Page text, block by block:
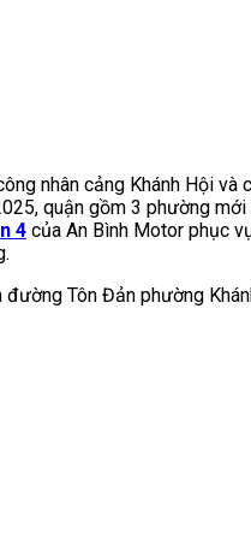
nhân cảng Khánh Hội
quận gồm 3 phường mới
4 của An Bình Motor phục
Tôn Đản phường